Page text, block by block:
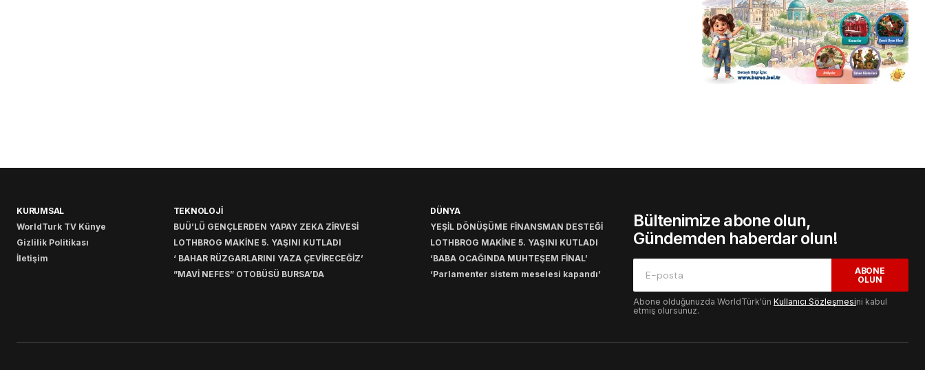
KURUMSAL
WorldTurk TV Künye
Gizlilik Politikası
İletişim
TEKNOLOJİ
BUÜ’LÜ GENÇLERDEN YAPAY ZEKA ZİRVESİ
LOTHBROG MAKİNE 5. YAŞINI KUTLADI
‘ BAHAR RÜZGARLARINI YAZA ÇEVİRECEĞİZ’
”MAVİ NEFES” OTOBÜSÜ BURSA’DA
DÜNYA
YEŞİL DÖNÜŞÜME FİNANSMAN DESTEĞİ
LOTHBROG MAKİNE 5. YAŞINI KUTLADI
‘BABA OCAĞINDA MUHTEŞEM FİNAL’
‘Parlamenter sistem meselesi kapandı’
Bültenimize abone olun,
Gündemden haberdar olun!
ABONE
OLUN
Abone olduğunuzda WorldTürk'ün Kullanıcı Sözleşmesini kabul
etmiş olursunuz.